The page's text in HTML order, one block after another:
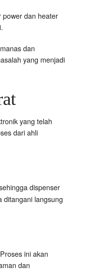
power dan heater
dan
yang menjadi
yang telah
dari ahli
dispenser
ditangani langsung
ini akan
dan